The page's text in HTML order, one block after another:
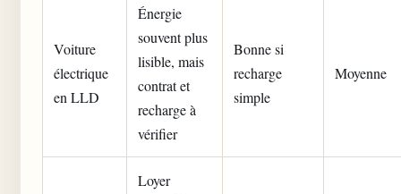
Voiture
électrique
en LLD
Énergie
souvent plus
lisible, mais
contrat et
recharge à
vérifier
Bonne si
recharge
simple
Moyenne
Loyer